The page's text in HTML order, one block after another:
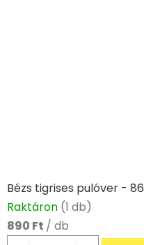
Bézs tigrises pulóver - 86
Raktáron (1 db)
890 Ft / db